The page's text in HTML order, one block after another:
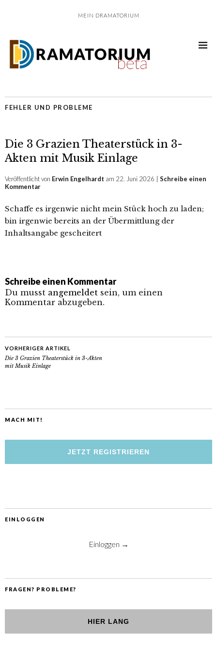
MEIN DRAMATORIUM
FEHLER UND PROBLEME
Die 3 Grazien Theaterstück in 3-
Akten mit Musik Einlage
Veröffentlicht von Erwin Engelhardt am 22. Juni 2026 | Schreibe einen
Kommentar
Schaffe es irgenwie nicht mein Stück hoch zu laden;
bin irgenwie bereits an der Übermittlung der
Inhaltsangabe gescheitert
Schreibe einen Kommentar
Du musst angemeldet sein, um einen
Kommentar abzugeben.
VORHERIGER ARTIKEL
Die 3 Grazien Theaterstück in 3-Akten
mit Musik Einlage
MACH MIT!
JETZT REGISTRIEREN
EINLOGGEN
Einloggen →
FRAGEN? PROBLEME?
HIER LANG